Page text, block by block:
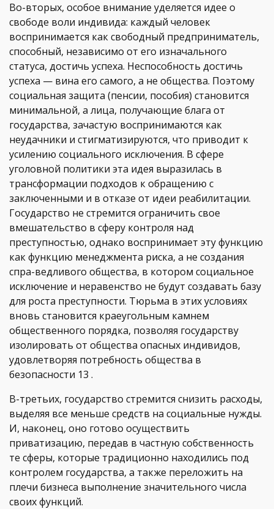
Во-вторых, особое внимание уделяется идее о
свободе воли индивида: каждый человек
воспринимается как свободный предприниматель,
способный, независимо от его изначального
статуса, достичь успеха. Неспособность достичь
успеха — вина его самого, а не общества. Поэтому
социальная защита (пенсии, пособия) становится
минимальной, а лица, получающие блага от
государства, зачастую воспринимаются как
неудачники и стигматизируются, что приводит к
усилению социального исключения. В сфере
уголовной политики эта идея выразилась в
трансформации подходов к обращению с
заключенными и в отказе от идеи реабилитации.
Государство не стремится ограничить свое
вмешательство в сферу контроля над
преступностью, однако воспринимает эту функцию
как функцию менеджмента риска, а не создания
спра-ведливого общества, в котором социальное
исключение и неравенство не будут создавать базу
для роста преступности. Тюрьма в этих условиях
вновь становится краеугольным камнем
общественного порядка, позволяя государству
изолировать от общества опасных индивидов,
удовлетворяя потребность общества в
безопасности 13 .
В-третьих, государство стремится снизить расходы,
выделяя все меньше средств на социальные нужды.
И, наконец, оно готово осуществить
приватизацию, передав в частную собственность
те сферы, которые традиционно находились под
контролем государства, а также переложить на
плечи бизнеса выполнение значительного числа
своих функций.